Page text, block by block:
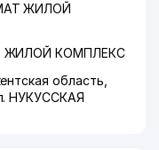
ЖИЛОЙ
ЖИЛОЙ КОМПЛЕКС
область
НУКУССКАЯ